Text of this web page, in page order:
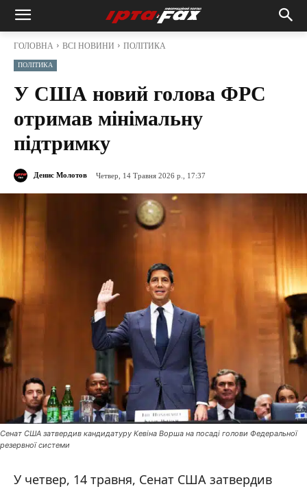
ГОЛОВНА ВСІ НОВИНИ ПОЛІТИКА
ПОЛІТИКА
У США новий голова ФРС
отримав мінімальну
підтримку
Денис Молотов Четвер, 14 Травня 2026 р., 17:37
Сенат США затвердив кандидатуру Кевіна Ворша на посаді голови Федеральної
резервної системи
У четвер, 14 травня, Сенат США затвердив